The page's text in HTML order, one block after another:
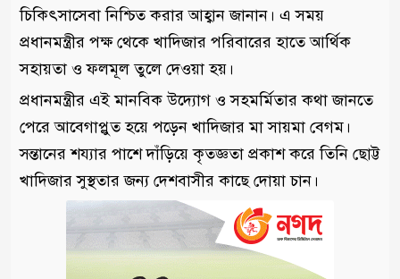
চিকিৎসাসেবা নিশ্চিত করার আহ্বান জানান। এ সময়
প্রধানমন্ত্রীর পক্ষ থেকে খাদিজার পরিবারের হাতে আর্থিক
সহায়তা ও ফলমূল তুলে দেওয়া হয়।
প্রধানমন্ত্রীর এই মানবিক উদ্যোগ ও সহমর্মিতার কথা জানতে
পেরে আবেগাপ্লুত হয়ে পড়েন খাদিজার মা সায়মা বেগম।
সন্তানের শয্যার পাশে দাঁড়িয়ে কৃতজ্ঞতা প্রকাশ করে তিনি ছোট্ট
খাদিজার সুস্থতার জন্য দেশবাসীর কাছে দোয়া চান।